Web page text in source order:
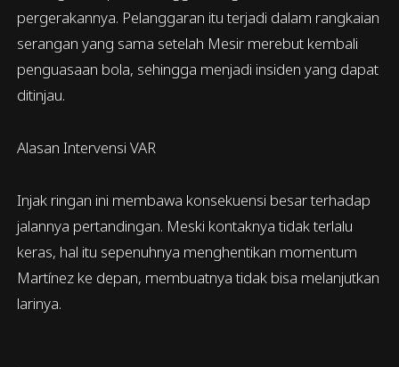
pergerakannya. Pelanggaran itu terjadi dalam rangkaian
serangan yang sama setelah Mesir merebut kembali
penguasaan bola, sehingga menjadi insiden yang dapat
ditinjau.
Alasan Intervensi VAR
Injak ringan ini membawa konsekuensi besar terhadap
jalannya pertandingan. Meski kontaknya tidak terlalu
keras, hal itu sepenuhnya menghentikan momentum
Martínez ke depan, membuatnya tidak bisa melanjutkan
larinya.